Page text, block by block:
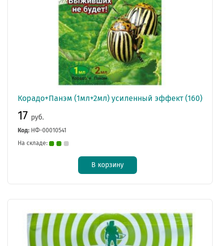
Корадо+Панэм (1мл+2мл) усиленный эффект (160)
17 руб.
Код: НФ-00010541
На складе:
В корзину